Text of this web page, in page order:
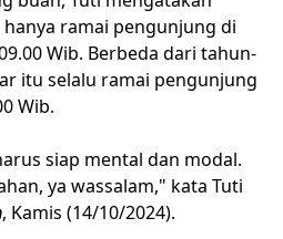
ramai pengunjung di
Wib. Berbeda dari tahun-
itu selalu ramai pengunjung
Wib.
siap mental dan modal.
ya wassalam," kata Tuti
, Kamis (14/10/2024).